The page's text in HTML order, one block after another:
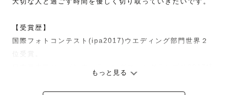
【受賞歴】
国際フォトコンテスト(ipa2017)ウエディング部門世界２
位受賞。
2016年度　初代Best Lovegrapher賞。
もっと見る